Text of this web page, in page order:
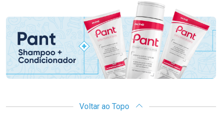
Promoção em Destaque
Voltar ao Topo